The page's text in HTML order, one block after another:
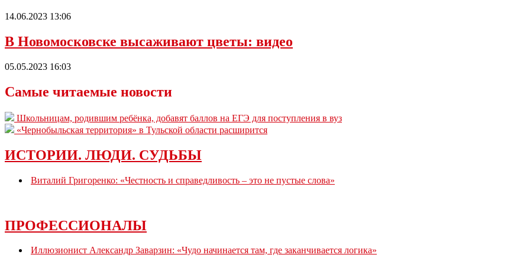
14.06.2023 13:06
В Новомосковске высаживают цветы: видео
05.05.2023 16:03
Самые читаемые новости
Школьницам, родившим ребёнка, добавят баллов на ЕГЭ для поступления в вуз
«Чернобыльская территория» в Тульской области расширится
ИСТОРИИ. ЛЮДИ. СУДЬБЫ
Виталий Григоренко: «Честность и справедливость – это не пустые слова»
ПРОФЕССИОНАЛЫ
Иллюзионист Александр Заварзин: «Чудо начинается там, где заканчивается логика»